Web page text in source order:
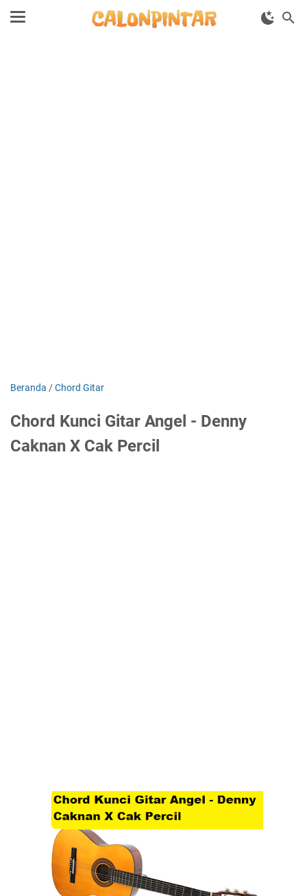
Beranda /Chord Gitar
Chord Kunci Gitar Angel - Denny
Caknan X Cak Percil